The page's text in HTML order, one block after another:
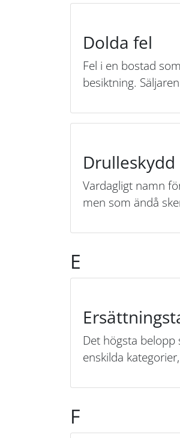
Dolda fel
Fel i en bostad
besiktning.
Drulleskydd
Vardagligt namn
men som ändå
E
Det högsta
enskilda
F